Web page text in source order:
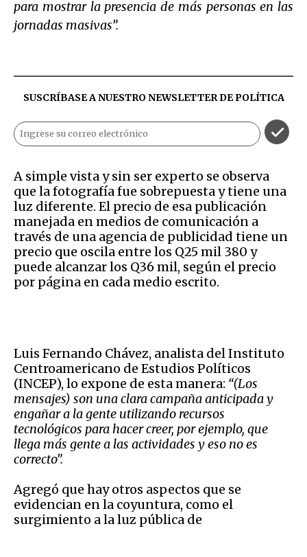
para mostrar la presencia de más personas en las
jornadas masivas”.
SUSCRÍBASE A NUESTRO NEWSLETTER DEPOLÍTICA
A simple vista y sin ser experto se observa
que la fotografía fue sobrepuesta y tiene una
luz diferente. El precio de esa publicación
manejada en medios de comunicación a
través de una agencia de publicidad tiene un
precio que oscila entre los Q25 mil 380 y
puede alcanzar los Q36 mil, según el precio
por página en cada medio escrito.
Luis Fernando Chávez, analista del Instituto
Centroamericano de Estudios Políticos
(INCEP), lo expone de esta manera: “(Los
mensajes) son una clara campaña anticipada y
engañar a la gente utilizando recursos
tecnológicos para hacer creer, por ejemplo, que
llega más gente a las actividades y eso no es
correcto”.
Agregó que hay otros aspectos que se
evidencian en la coyuntura, como el
surgimiento a la luz pública de